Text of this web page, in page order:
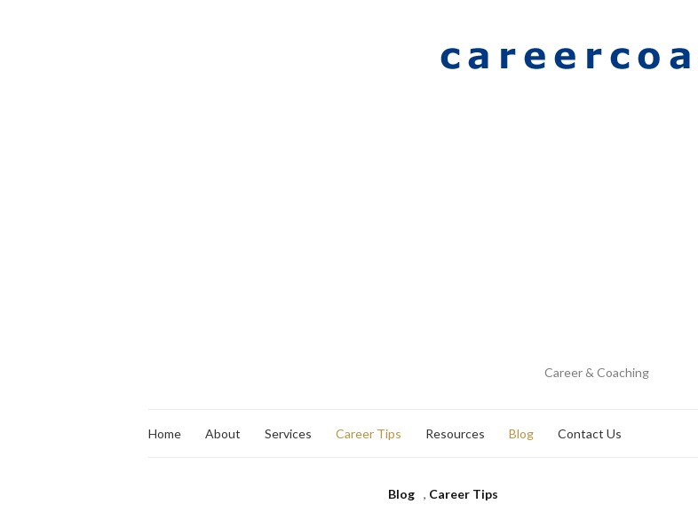
Career & Coaching
Home About Services Career Tips Resources Blog Contact Us
Blog , Career Tips